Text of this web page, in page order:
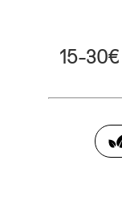
15-30€